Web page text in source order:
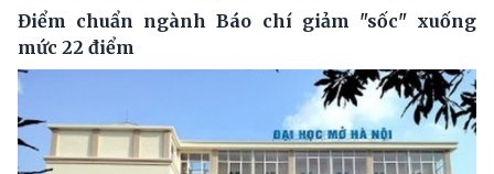
Điểm chuẩn ngành Báo chí giảm "sốc" xuống
mức 22 điểm